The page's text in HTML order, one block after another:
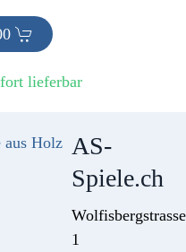
lieferbar
AS-
Spiele.ch
Wolfisbergstrasse
1